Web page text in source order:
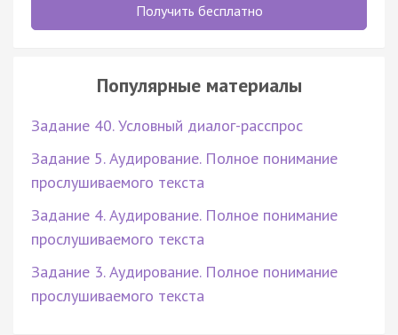
Получить бесплатно
Популярные материалы
Задание 40. Условный диалог-расспрос
Задание 5. Аудирование. Полное понимание
прослушиваемого текста
Задание 4. Аудирование. Полное понимание
прослушиваемого текста
Задание 3. Аудирование. Полное понимание
прослушиваемого текста